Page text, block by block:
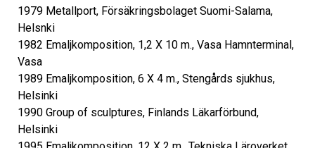
1979 Metallport, Försäkringsbolaget Suomi-Salama,
Helsnki
1982 Emaljkomposition, 1,2 X 10 m., Vasa Hamnterminal,
Vasa
1989 Emaljkomposition, 6 X 4 m., Stengårds sjukhus,
Helsinki
1990 Group of sculptures, Finlands Läkarförbund,
Helsinki